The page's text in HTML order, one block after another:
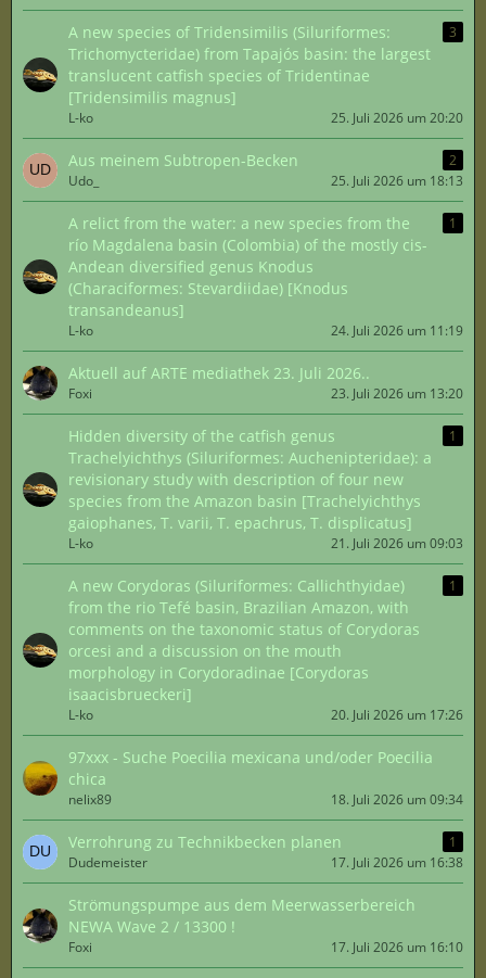
A new species of Tridensimilis (Siluriformes:
Trichomycteridae) from Tapajós basin: the largest
translucent catfish species of Tridentinae
[Tridensimilis magnus]
3
L-ko 25. Juli 2026 um 20:20
Aus meinem Subtropen-Becken
2
Udo_
25. Juli 2026 um 18:13
A relict from the water: a new species from the
río Magdalena basin (Colombia) of the mostly cis-
Andean diversified genus Knodus
(Characiformes: Stevardiidae) [Knodus
transandeanus]
1
L-ko 24. Juli 2026 um 11:19
Aktuell auf ARTE mediathek 23. Juli 2026..
Foxi 23. Juli 2026 um 13:20
Hidden diversity of the catfish genus
Trachelyichthys (Siluriformes: Auchenipteridae): a
revisionary study with description of four new
species from the Amazon basin [Trachelyichthys
gaiophanes, T. varii, T. epachrus, T. displicatus]
1
L-ko 21. Juli 2026 um 09:03
A new Corydoras (Siluriformes: Callichthyidae)
from the rio Tefé basin, Brazilian Amazon, with
comments on the taxonomic status of Corydoras
orcesi and a discussion on the mouth
morphology in Corydoradinae [Corydoras
isaacisbrueckeri]
1
L-ko 20. Juli 2026 um 17:26
97xxx - Suche Poecilia mexicana und/oder Poecilia
chica
nelix89 18. Juli 2026 um 09:34
Verrohrung zu Technikbecken planen
1
Dudemeister
17. Juli 2026 um 16:38
Strömungspumpe aus dem Meerwasserbereich
NEWA Wave 2 / 13300 !
Foxi 17. Juli 2026 um 16:10